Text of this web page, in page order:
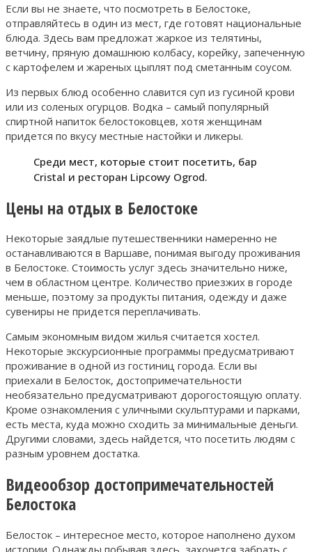
Если вы не знаете, что посмотреть в Белостоке,
отправляйтесь в один из мест, где готовят национальные
блюда. Здесь вам предложат жаркое из телятины,
ветчину, пряную домашнюю колбасу, корейку, запеченную
с картофелем и жареных цыплят под сметанным соусом.
Из первых блюд особенно славится суп из гусиной крови
или из соленых огурцов. Водка – самый популярный
спиртной напиток белостоковцев, хотя женщинам
придется по вкусу местные настойки и ликеры.
Среди мест, которые стоит посетить, бар
Cristal и ресторан Lipcowy Ogrod.
Цены на отдых в Белостоке
Некоторые заядлые путешественники намеренно не
останавливаются в Варшаве, понимая выгоду проживания
в Белостоке. Стоимость услуг здесь значительно ниже,
чем в областном центре. Количество приезжих в городе
меньше, поэтому за продукты питания, одежду и даже
сувениры не придется переплачивать.
Самым экономным видом жилья считается хостел.
Некоторые экскурсионные программы предусматривают
проживание в одной из гостиниц города. Если вы
приехали в Белосток, достопримечательности
необязательно предусматривают дорогостоящую оплату.
Кроме ознакомления с уличными скульптурами и парками,
есть места, куда можно сходить за минимальные деньги.
Другими словами, здесь найдется, что посетить людям с
разным уровнем достатка.
Видеообзор достопримечательностей
Белостока
Белосток – интересное место, которое наполнено духом